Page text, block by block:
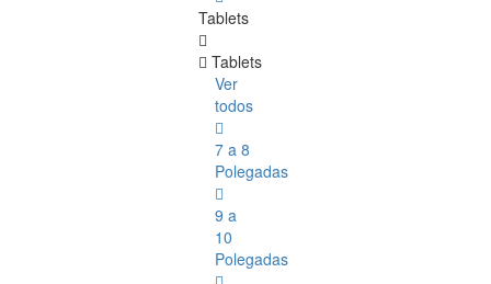
Tablets
Tablets
Ver
todos
7 a 8
Polegadas
9 a
10
Polegadas